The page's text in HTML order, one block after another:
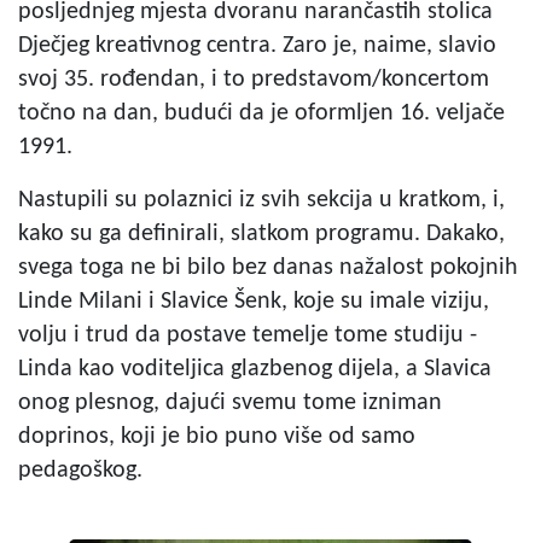
posljednjeg mjesta dvoranu narančastih stolica
Dječjeg kreativnog centra. Zaro je, naime, slavio
svoj 35. rođendan, i to predstavom/koncertom
točno na dan, budući da je oformljen 16. veljače
1991.
Nastupili su polaznici iz svih sekcija u kratkom, i,
kako su ga definirali, slatkom programu. Dakako,
svega toga ne bi bilo bez danas nažalost pokojnih
Linde Milani i Slavice Šenk, koje su imale viziju,
volju i trud da postave temelje tome studiju -
Linda kao voditeljica glazbenog dijela, a Slavica
onog plesnog, dajući svemu tome izniman
doprinos, koji je bio puno više od samo
pedagoškog.